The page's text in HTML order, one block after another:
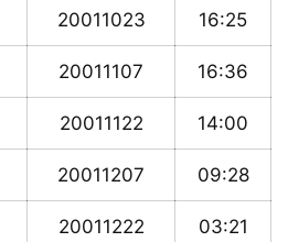
20011023 16:25
20011107 16:36
20011122 14:00
20011207 09:28
20011222 03:21